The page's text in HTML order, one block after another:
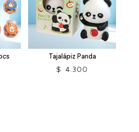
Tajalápiz Panda
$ 4.300